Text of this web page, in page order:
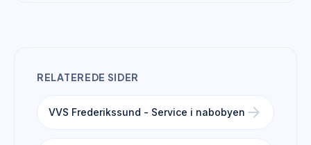
RELATEREDE SIDER
VVS Frederikssund - Service i nabobyen arrow_forward